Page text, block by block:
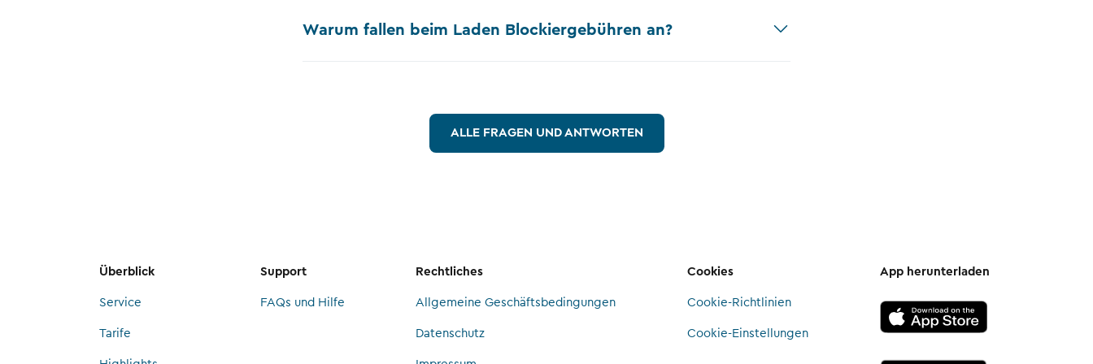
Warum fallen beim Laden Blockiergebühren an?
ALLE FRAGEN UND ANTWORTEN
Überblick
Service
Tarife
Support
FAQs und Hilfe
Rechtliches
Allgemeine Geschäftsbedingungen
Datenschutz
Cookies
Cookie-Richtlinien
Cookie-Einstellungen
App herunterladen